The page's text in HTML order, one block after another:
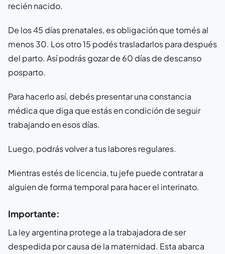
recién nacido.
De los 45 días prenatales, es obligación que tomés al
menos 30. Los otro 15 podés trasladarlos para después
del parto. Así podrás gozar de 60 días de descanso
posparto.
Para hacerlo así, debés presentar una constancia
médica que diga que estás en condición de seguir
trabajando en esos días.
Luego, podrás volver a tus labores regulares.
Mientras estés de licencia, tu jefe puede contratar a
alguien de forma temporal para hacer el interinato.
Importante:
La ley argentina protege a la trabajadora de ser
despedida por causa de la maternidad. Esta abarca